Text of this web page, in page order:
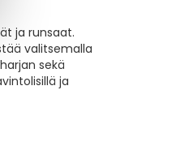
ja runsaat.
valitsemalla
sekä
ja